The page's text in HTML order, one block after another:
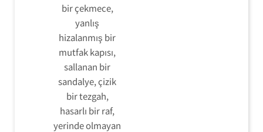
bir çekmece,
yanlış
hizalanmış bir
mutfak kapısı,
sallanan bir
sandalye, çizik
bir tezgah,
hasarlı bir raf,
yerinde olmayan